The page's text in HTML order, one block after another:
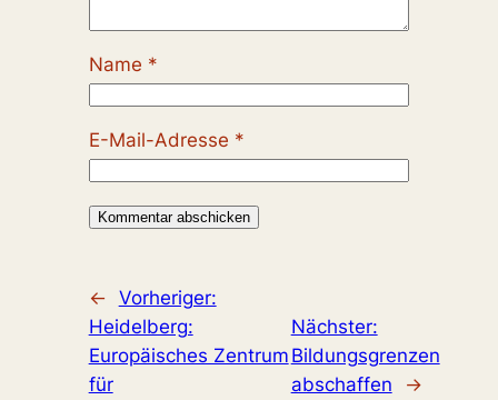
Name *
E-Mail-Adresse *
← Vorheriger:
Heidelberg:
Europäisches Zentrum
für
Nächster:
Bildungsgrenzen
abschaffen
→